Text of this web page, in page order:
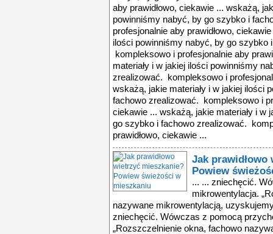
aby prawidłowo, ciekawie ... wskażą,
powinniśmy nabyć, by go szybko i
profesjonalnie aby prawidłowo,
ilości powinniśmy nabyć, by go szybko
kompleksowo i profesjonalnie aby
materiały i w jakiej ilości powinniśmy
zrealizować. kompleksowo i
wskażą, jakie materiały i w jakiej ilości
fachowo zrealizować. kompleksowo i
ciekawie ... wskażą, jakie materiały i w
go szybko i fachowo zrealizować.
prawidłowo, ciekawie ...
Jak
Powiew
... ... zniechęcić.
mikrowentylacja.
nazywane mikrowentylacją,
zniechęcić. Wówczas z pomocą
„Rozszczelnienie okna, fachowo